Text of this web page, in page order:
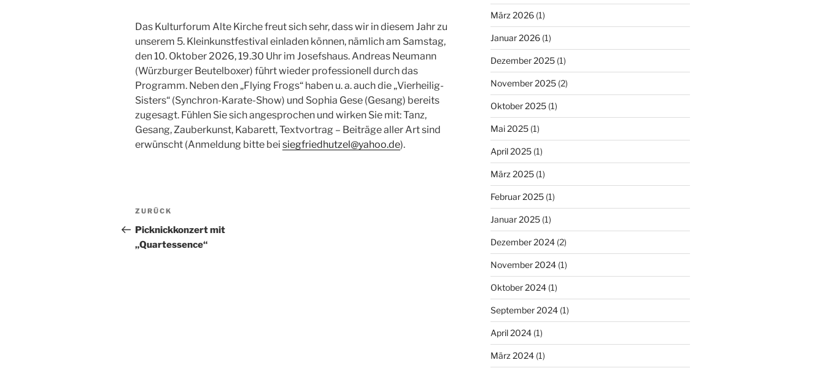
Das Kulturforum Alte Kirche freut sich sehr, dass wir in diesem Jahr zu
unserem 5. Kleinkunstfestival einladen können, nämlich am Samstag,
den 10. Oktober 2026, 19.30 Uhr im Josefshaus. Andreas Neumann
(Würzburger Beutelboxer) führt wieder professionell durch das
Programm. Neben den „Flying Frogs“ haben u. a. auch die „Vierheilig-
Sisters“ (Synchron-Karate-Show) und Sophia Gese (Gesang) bereits
zugesagt. Fühlen Sie sich angesprochen und wirken Sie mit: Tanz,
Gesang, Zauberkunst, Kabarett, Textvortrag – Beiträge aller Art sind
erwünscht (Anmeldung bitte bei siegfriedhutzel@yahoo.de).
Beitragsnavigation
Vorheriger
Beitrag
ZURÜCK
Picknickkonzert mit
„Quartessence“
März 2026(1)
Januar 2026(1)
Dezember 2025(1)
November 2025(2)
Oktober 2025(1)
Mai 2025(1)
April 2025(1)
März 2025(1)
Februar 2025(1)
Januar 2025(1)
Dezember 2024(2)
November 2024(1)
Oktober 2024(1)
September 2024(1)
April 2024(1)
März 2024(1)